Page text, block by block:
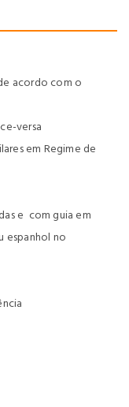
acordo com o
versa
em Regime de
e com guia em
espanhol no